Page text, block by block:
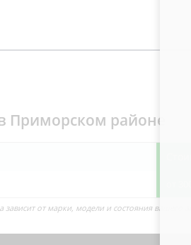
Приморском районе
от марки, модели и состояния вашего